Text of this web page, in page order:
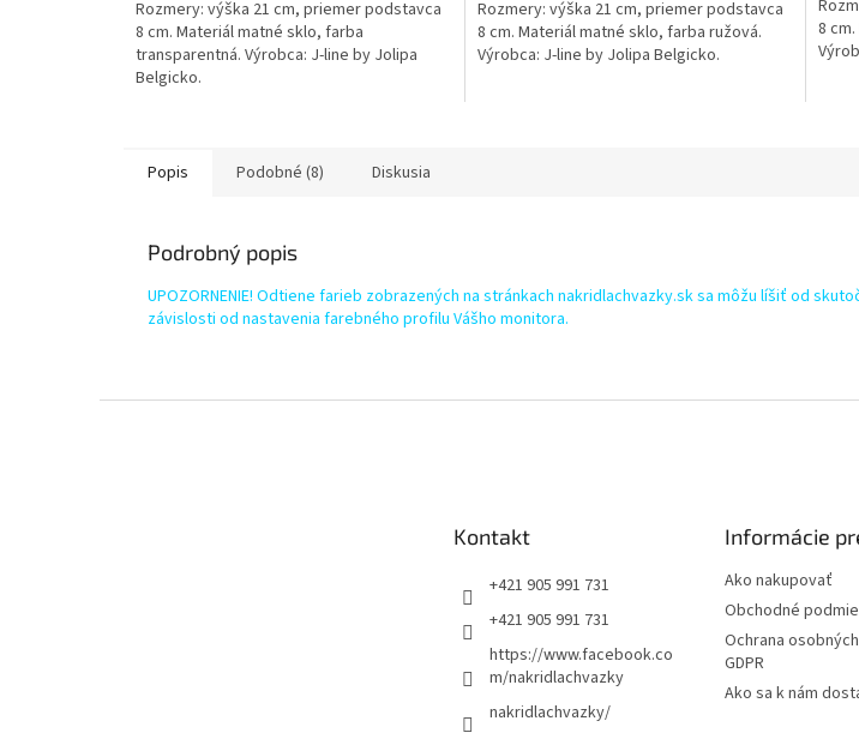
Rozmery: výška 21 cm, priemer podstavca
8 cm. Materiál matné sklo, farba
transparentná. Výrobca: J-line by Jolipa
Belgicko.
Rozmery: výška 21 cm, priemer podstavca
8 cm. Materiál matné sklo, farba ružová.
Výrobca: J-line by Jolipa Belgicko.
8
Popis Podobné (8) Diskusia
Podrobný popis
UPOZORNENIE! Odtiene farieb zobrazených na stránkach nakridlachvazky.sk sa môžu líšiť od
závislosti od nastavenia farebného profilu Vášho monitora.
Kontakt
+421 905 991 731
+421 905 991 731
https://www.facebook.co
m/nakridlachvazky
nakridlachvazky/
Informácie
Ako nakupovať
Obchodné
Ochrana
GDPR
Ako sa k nám